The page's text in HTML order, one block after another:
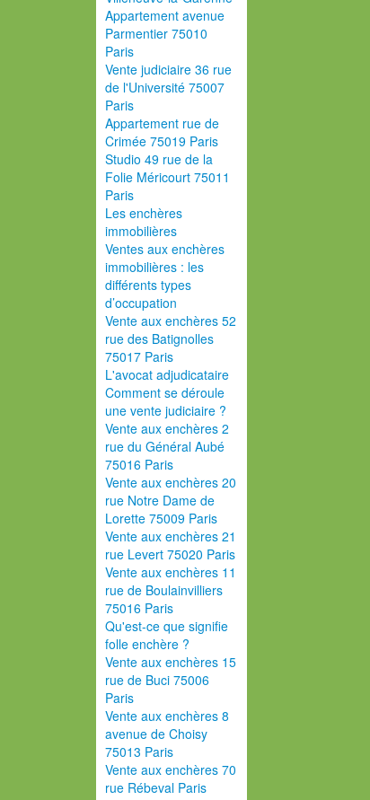
Appartement avenue
Parmentier 75010
Paris
Vente judiciaire 36 rue
de l'Université 75007
Paris
Appartement rue de
Crimée 75019 Paris
Studio 49 rue de la
Folie Méricourt 75011
Paris
Les enchères
immobilières
Ventes aux enchères
immobilières : les
différents types
d’occupation
Vente aux enchères 52
rue des Batignolles
75017 Paris
L'avocat adjudicataire
Comment se déroule
une vente judiciaire ?
Vente aux enchères 2
rue du Général Aubé
75016 Paris
Vente aux enchères 20
rue Notre Dame de
Lorette 75009 Paris
Vente aux enchères 21
rue Levert 75020 Paris
Vente aux enchères 11
rue de Boulainvilliers
75016 Paris
Qu'est-ce que signifie
folle enchère ?
Vente aux enchères 15
rue de Buci 75006
Paris
Vente aux enchères 8
avenue de Choisy
75013 Paris
Vente aux enchères 70
rue Rébeval Paris